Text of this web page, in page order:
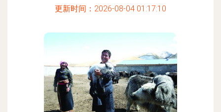
更新时间：2026-08-04 01:17:10